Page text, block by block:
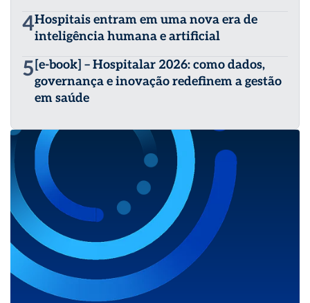
4Hospitais entram em uma nova era de
inteligência humana e artificial
5 [e-book] – Hospitalar 2026: como dados,
governança e inovação redefinem a gestão
em saúde